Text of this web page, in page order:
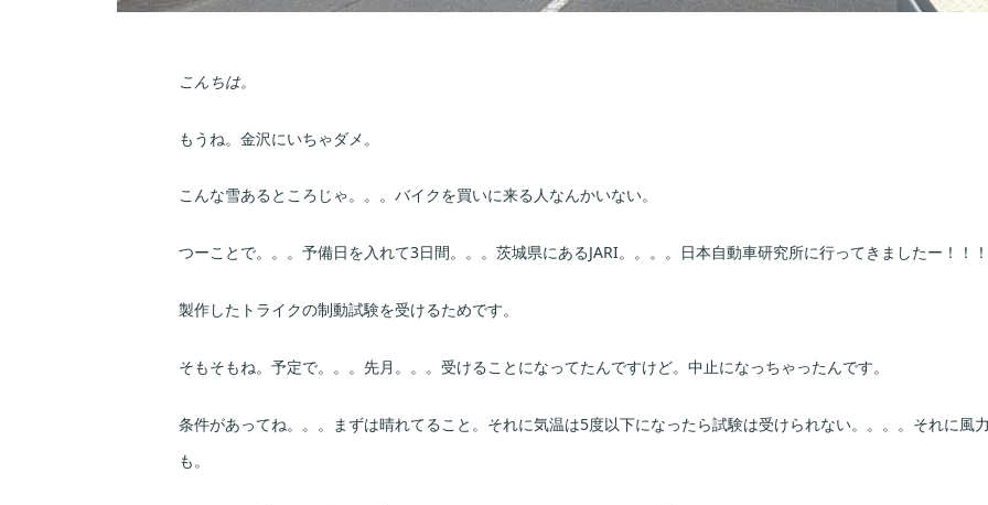
こんちは。
もうね。金沢にいちゃダメ。
こんな雪あるところじゃ。。。バイクを買いに来る人なんかいない。
つーことで。。。予備日を入れて3日間。。。茨城県にあるJARI。。。。日本自動車研究所に行ってきましたー！！！
製作したトライクの制動試験を受けるためです。
そもそもね。予定で。。。先月。。。受けることになってたんですけど。中止になっちゃったんです。
条件があってね。。。まずは晴れてること。それに気温は5度以下になったら試験は受けられない。。。。それに風
も。